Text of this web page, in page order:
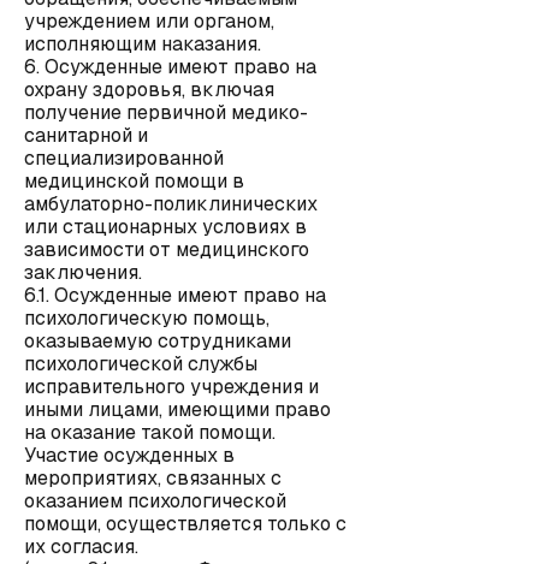
учреждением или органом,
исполняющим наказания.
6. Осужденные имеют право на
охрану здоровья, включая
получение первичной медико-
санитарной и
специализированной
медицинской помощи в
амбулаторно-поликлинических
или стационарных условиях в
зависимости от медицинского
заключения.
6.1. Осужденные имеют право на
психологическую помощь,
оказываемую сотрудниками
психологической службы
исправительного учреждения и
иными лицами, имеющими право
на оказание такой помощи.
Участие осужденных в
мероприятиях, связанных с
оказанием психологической
помощи, осуществляется только с
их согласия.